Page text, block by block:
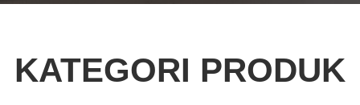
KATEGORI PRODUK